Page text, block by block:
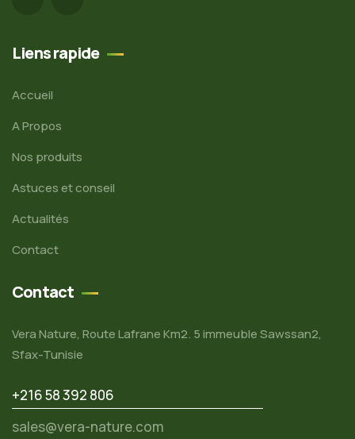
Liens rapide
Accueil
A Propos
Nos produits
Astuces et conseil
Actualités
Contact
Contact
Vera Nature, Route Lafrane Km2. 5 immeuble Sawssan2,
Sfax-Tunisie
+216 58 392 806
sales@vera-nature.com